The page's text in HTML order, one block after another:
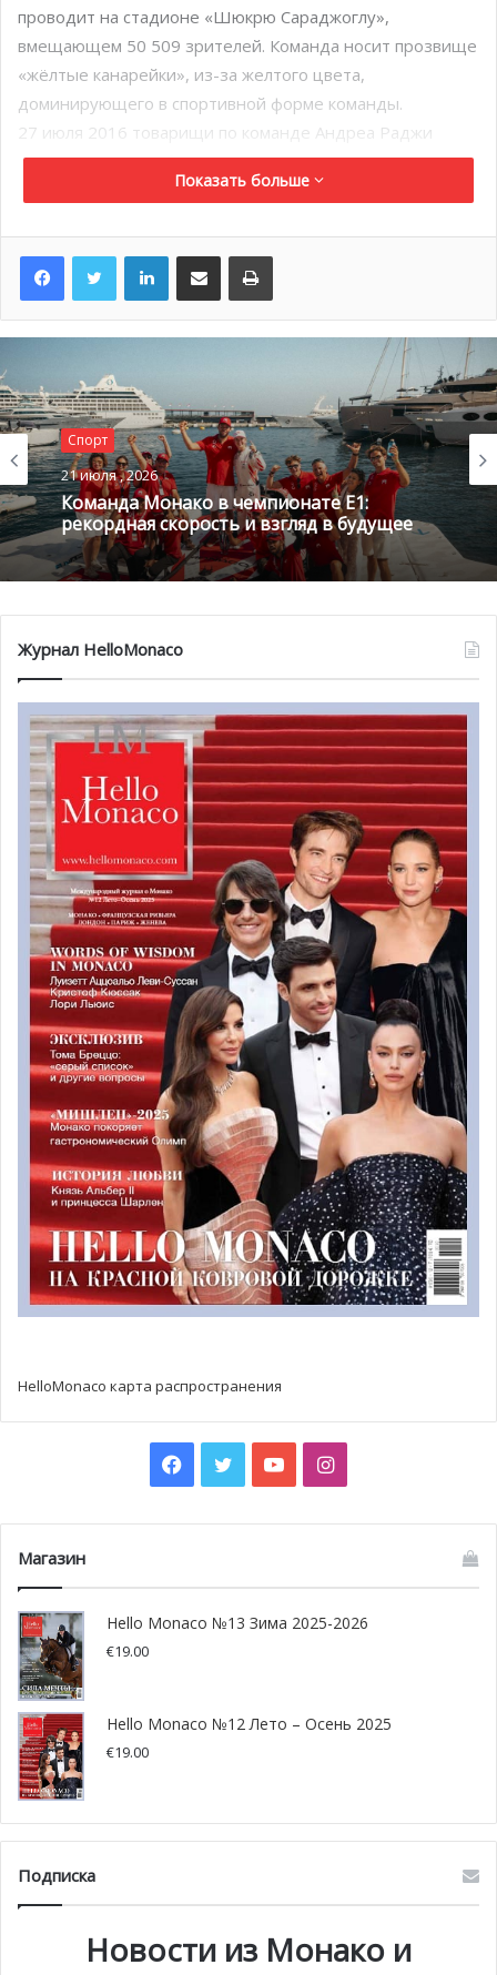
проводит на стадионе «Шюкрю Сараджоглу»,
вмещающем 50 509 зрителей. Команда носит прозвище
«жёлтые канарейки», из-за желтого цвета,
доминирующего в спортивной форме команды.
27 июля 2016 товарищи по команде Андреа Раджи
отправятся в Стамбул, после чего они примут команду
Витора Перейра на своей площадке, а именно на
Андреа Раджи
непростым как для монегасских футболистов, так и для
турецких игроков. Тем не менее Андреа Раджи уверен в
своих «коллегах по полю». По словам Джибриля Сидибе,
несмотря на не самую благоприятную обстановку в
Стамбуле, игроки AS Monaco с нетерпением ждут
«путешествия» на территорию противника, где они
сделают все для победы.
Проиграв испанской Валенсии в прошлом сезоне, не
получив тем самым квалификацию на следующий этап,
монегасский клуб обязан преодолеть «турецкое
препятствие» для того, чтобы продлить свое
пребывание в самом важном чемпионате европейского
футбола. Пожелаем нашей команде удачи!
Показать больше
LinkedInПоделиться по электронной почте Распечатать
Спорт
21 июля , 2026
Команда Монако в чемпионате E1:
рекордная скорость и взгляд в будущее
Журнал HelloMonaco
HelloMonaco карта распространения
Facebook
TwitterYouTubeInstagram
Магазин
Hello Monaco №13 Зима 2025-2026
€19.00
Hello Monaco №12 Лето – Осень 2025
€19.00
Подписка
Новости из Монако и